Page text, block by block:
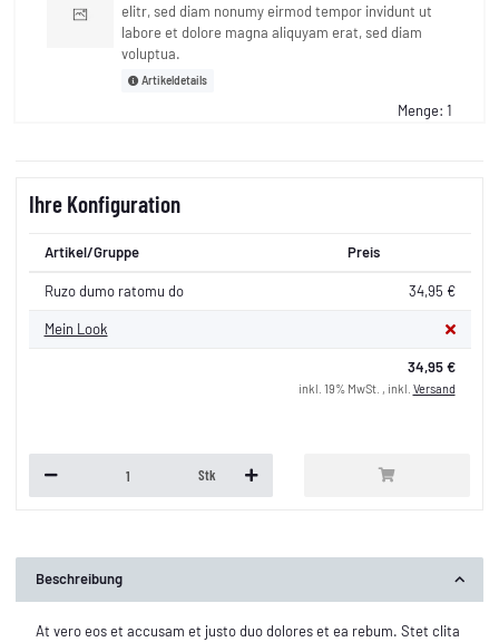
elitr, sed diam nonumy eirmod tempor invidunt ut
labore et dolore magna aliquyam erat, sed diam
voluptua.
Artikeldetails
Menge: 1
Ihre Konfiguration
Artikel/Gruppe Preis
Ruzo dumo ratomu do 34,95 €
Mein Look
34,95 €
inkl. 19% MwSt. , inkl. Versand
Stk
Beschreibung
At vero eos et accusam et justo duo dolores et ea rebum. Stet clita